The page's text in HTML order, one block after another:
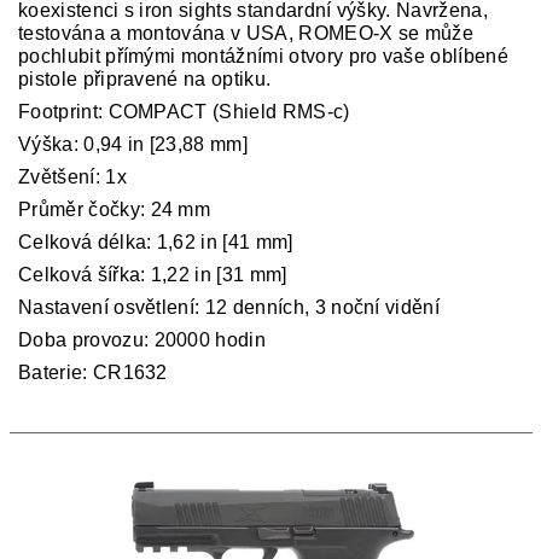
koexistenci s iron sights standardní výšky. Navržena,
testována a montována v USA, ROMEO-X se může
pochlubit přímými montážními otvory pro vaše oblíbené
pistole připravené na optiku.
Footprint: COMPACT (Shield RMS-c)
Výška: 0,94 in [23,88 mm]
Zvětšení: 1x
Průměr čočky: 24 mm
Celková délka: 1,62 in [41 mm]
Celková šířka: 1,22 in [31 mm]
Nastavení osvětlení: 12 denních, 3 noční vidění
Doba provozu: 20000 hodin
Baterie: CR1632